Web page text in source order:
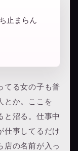
止まらん
てる女の子も普
とか。ここを
と沼る。仕事中
仕事してるだけ
店の名前が入っ